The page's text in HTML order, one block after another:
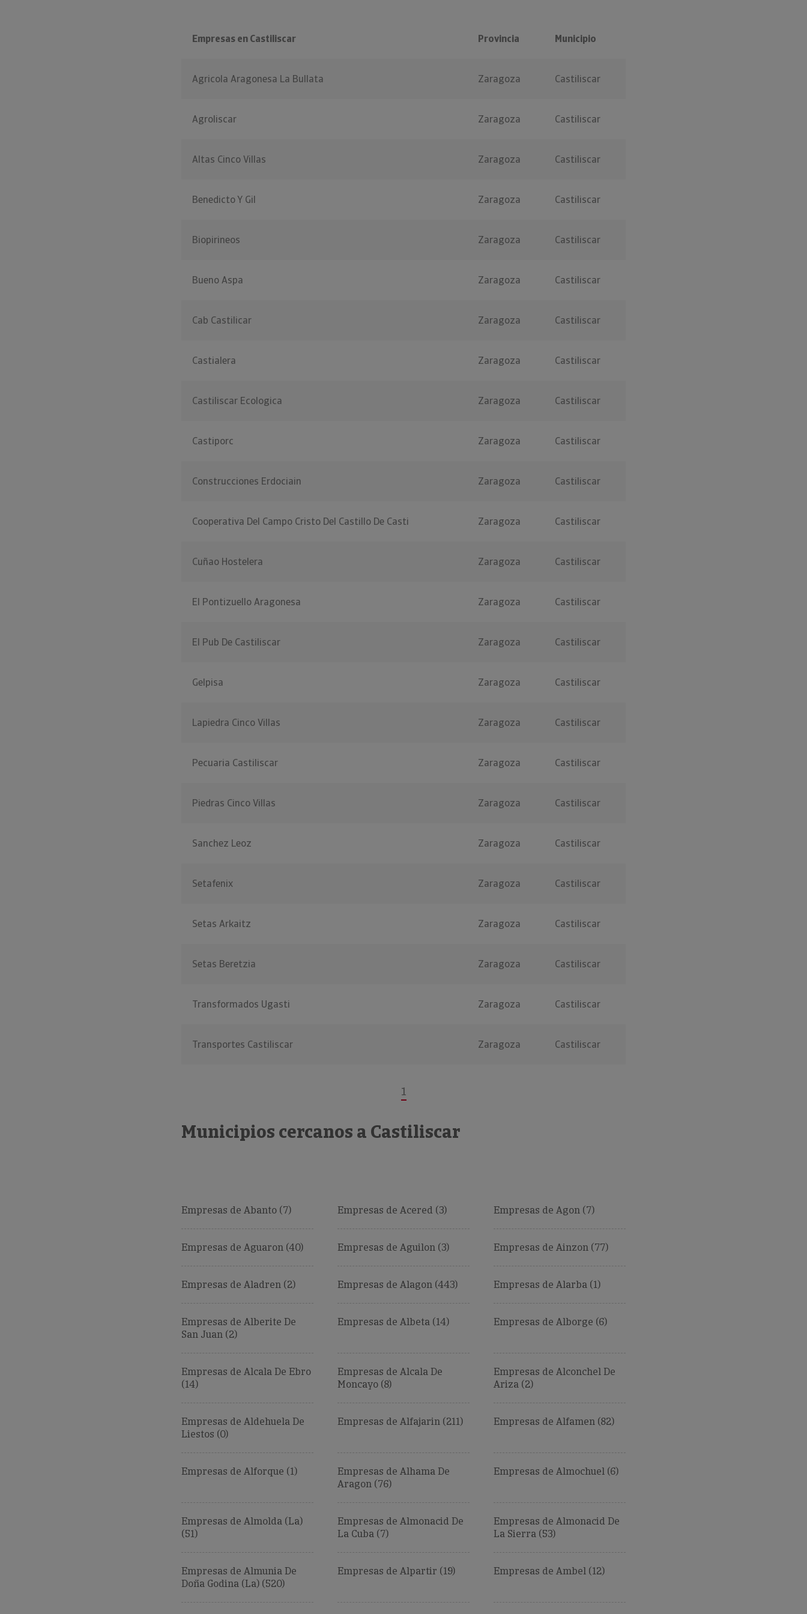
Empresas en Castiliscar Provincia Municipio
Agricola Aragonesa La Bullata Zaragoza Castiliscar
Agroliscar Zaragoza Castiliscar
Altas Cinco Villas Zaragoza Castiliscar
Benedicto Y Gil Zaragoza Castiliscar
Biopirineos Zaragoza Castiliscar
Bueno Aspa Zaragoza Castiliscar
Cab Castilicar Zaragoza Castiliscar
Castialera Zaragoza Castiliscar
Castiliscar Ecologica Zaragoza Castiliscar
Castiporc Zaragoza Castiliscar
Construcciones Erdociain Zaragoza Castiliscar
Cooperativa Del Campo Cristo Del Castillo De Casti Zaragoza Castiliscar
Cuñao Hostelera Zaragoza Castiliscar
El Pontizuello Aragonesa Zaragoza Castiliscar
El Pub De Castiliscar Zaragoza Castiliscar
Gelpisa Zaragoza Castiliscar
Lapiedra Cinco Villas Zaragoza Castiliscar
Pecuaria Castiliscar Zaragoza Castiliscar
Piedras Cinco Villas Zaragoza Castiliscar
Sanchez Leoz Zaragoza Castiliscar
Setafenix Zaragoza Castiliscar
Setas Arkaitz Zaragoza Castiliscar
Setas Beretzia Zaragoza Castiliscar
Transformados Ugasti Zaragoza Castiliscar
Transportes Castiliscar Zaragoza Castiliscar
1
Municipios cercanos a Castiliscar
Empresas de Abanto (7) Empresas de Acered (3) Empresas de Agon (7)
Empresas de Aguaron (40) Empresas de Aguilon (3) Empresas de Ainzon (77)
Empresas de Aladren (2) Empresas de Alagon (443) Empresas de Alarba (1)
Empresas de Alberite De
San Juan (2)
Empresas de Albeta (14) Empresas de Alborge (6)
Empresas de Alcala De Ebro
(14)
Empresas de Alcala De
Moncayo (8)
Empresas de Alconchel De
Ariza (2)
Empresas de Aldehuela De
Liestos (0)
Empresas de Alfajarin (211) Empresas de Alfamen (82)
Empresas de Alforque (1)
Empresas de Alhama De
Aragon (76)
Empresas de Almochuel (6)
Empresas de Almolda (La)
(51)
Empresas de Almonacid De
La Cuba (7)
Empresas de Almonacid De
La Sierra (53)
Empresas de Almunia De
Doña Godina (La) (520)
Empresas de Alpartir (19) Empresas de Ambel (12)